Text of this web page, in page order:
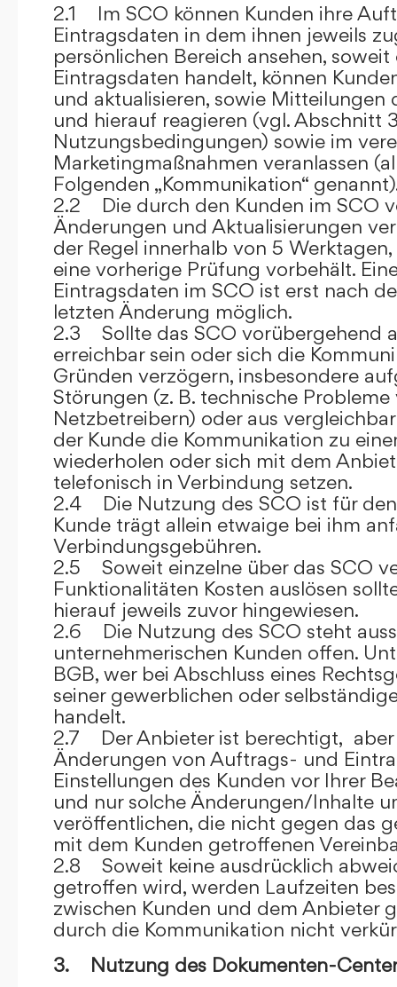
2.1 Im SCO können Kunden ihre
Eintragsdaten in dem ihnen jeweils
persönlichen Bereich ansehen,
Eintragsdaten handelt, können
und aktualisieren, sowie Mitteilungen
und hierauf reagieren (vgl. Abschnitt
Nutzungsbedingungen) sowie im
Marketingmaßnahmen veranlassen
Folgenden „Kommunikation“
2.2 Die durch den Kunden im SCO
Änderungen und Aktualisierungen
der Regel innerhalb von 5
eine vorherige Prüfung vorbehält.
Eintragsdaten im SCO ist erst nach
letzten Änderung möglich.
2.3 Sollte das SCO vorübergehend
erreichbar sein oder sich die
Gründen verzögern, insbesondere
Störungen (z. B. technische
Netzbetreibern) oder aus
der Kunde die Kommunikation zu
wiederholen oder sich mit dem
telefonisch in Verbindung setzen.
2.4 Die Nutzung des SCO ist für den
Kunde trägt allein etwaige bei ihm
Verbindungsgebühren.
2.5 Soweit einzelne über das SCO
Funktionalitäten Kosten auslösen
hierauf jeweils zuvor hingewiesen.
2.6 Die Nutzung des SCO steht
unternehmerischen Kunden offen.
BGB, wer bei Abschluss eines
seiner gewerblichen oder
handelt.
2.7 Der Anbieter ist berechtigt,
Änderungen von Auftrags- und
Einstellungen des Kunden vor Ihrer
und nur solche Änderungen/Inhalte
veröffentlichen, die nicht gegen das
mit dem Kunden getroffenen
2.8 Soweit keine ausdrücklich
getroffen wird, werden Laufzeiten
zwischen Kunden und dem Anbieter
durch die Kommunikation nicht
3. Nutzung des Dokumenten-